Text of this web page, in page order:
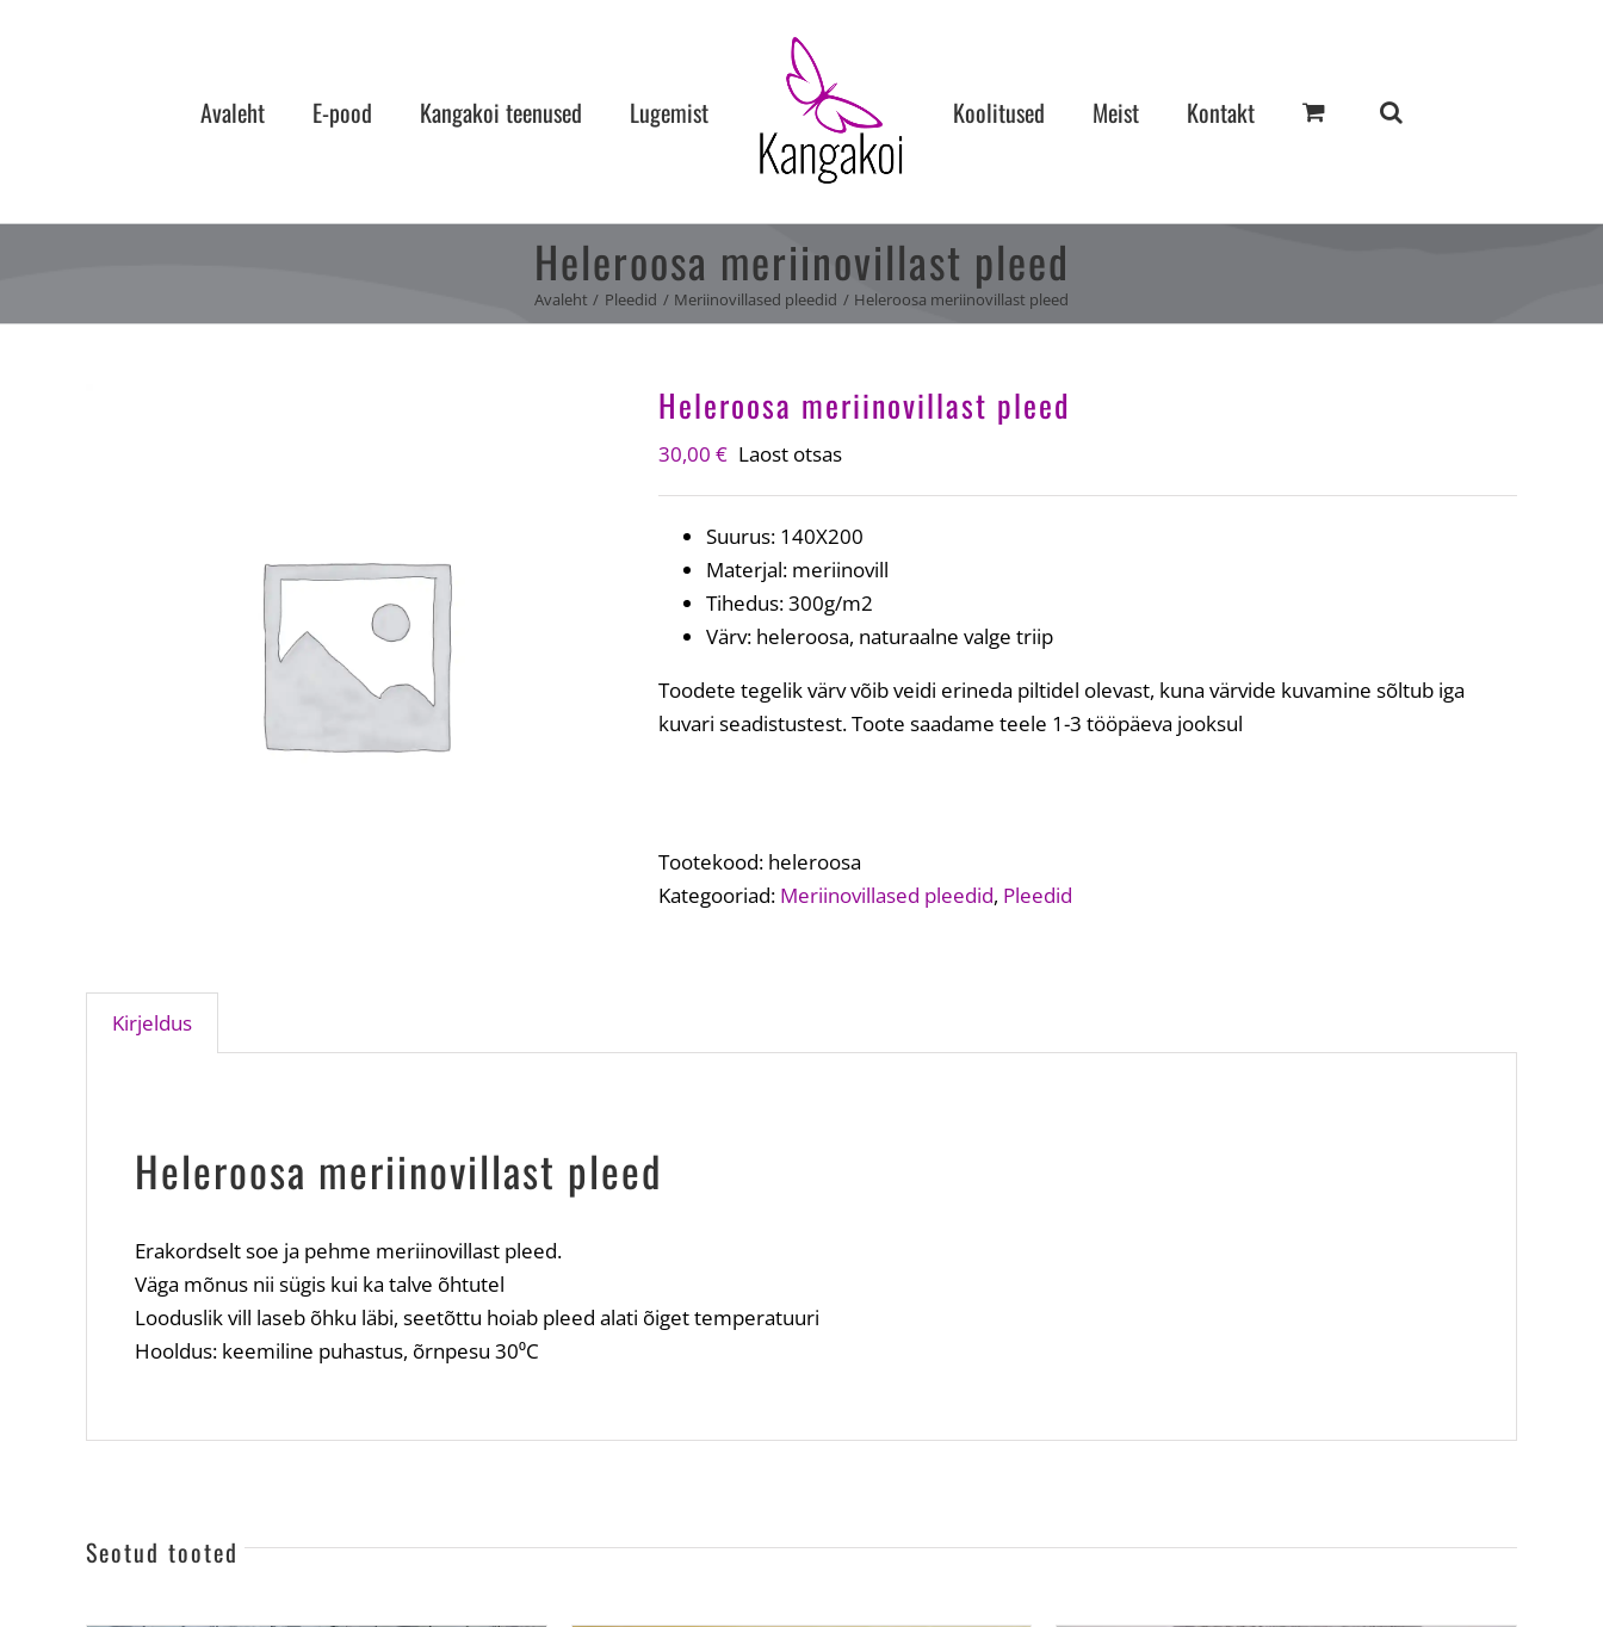
Avaleht E-pood Kangakoi teenused Lugemist Koolitused Meist Kontakt
Heleroosa meriinovillast pleed
Avaleht Pleedid Meriinovillased pleedid Heleroosa meriinovillast pleed
Heleroosa meriinovillast pleed
30,00 € Laost otsas
Suurus: 140X200
Materjal: meriinovill
Tihedus: 300g/m2
Värv: heleroosa, naturaalne valge triip
Toodete tegelik värv võib veidi erineda piltidel olevast, kuna värvide kuvamine sõltub iga
kuvari seadistustest. Toote saadame teele 1-3 tööpäeva jooksul
Tootekood: heleroosa
Kategooriad: Meriinovillased pleedid, Pleedid
Kirjeldus
Heleroosa meriinovillast pleed
Erakordselt soe ja pehme meriinovillast pleed.
Väga mõnus nii sügis kui ka talve õhtutel
Looduslik vill laseb õhku läbi, seetõttu hoiab pleed alati õiget temperatuuri
Hooldus: keemiline puhastus, õrnpesu 30⁰C
Seotud tooted